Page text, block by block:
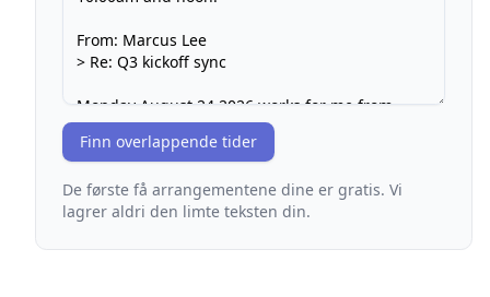
Finn overlappende tider
De første få arrangementene dine er gratis. Vi
lagrer aldri den limte teksten din.